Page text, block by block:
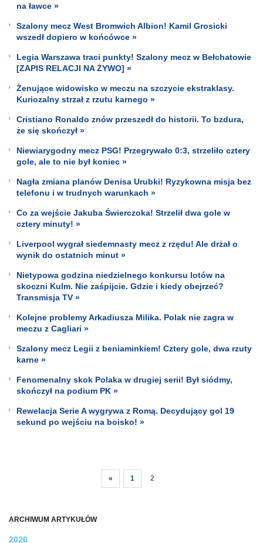
ARCHIWUM ARTYKUŁÓW
2026
na ławce »
Szalony mecz West Bromwich Albion! Kamil Grosicki
wszedł dopiero w końcówce »
Legia Warszawa traci punkty! Szalony mecz w Bełchatowie
[ZAPIS RELACJI NA ŻYWO] »
Żenujące widowisko w meczu na szczycie ekstraklasy.
Kuriozalny strzał z rzutu karnego »
Cristiano Ronaldo znów przeszedł do historii. To bzdura,
że się skończył »
Niewiarygodny mecz PSG! Przegrywało 0:3, strzeliło cztery
gole, ale to nie był koniec »
Nagła zmiana planów Denisa Urubki! Ryzykowna misja bez
telefonu i w trudnych warunkach »
Co za wejście Jakuba Świerczoka! Strzelił dwa gole w
cztery minuty! »
Liverpool wygrał siedemnasty mecz z rzędu! Ale drżał o
wynik do ostatnich minut »
Nietypowa godzina niedzielnego konkursu lotów na
skoczni Kulm. Nie zaśpijcie. Gdzie i kiedy obejrzeć?
Transmisja TV »
Kolejne problemy Arkadiusza Milika. Polak nie zagra w
meczu z Cagliari »
Szalony mecz Legii z beniaminkiem! Cztery gole, dwa rzuty
karne »
Fenomenalny skok Polaka w drugiej serii! Był siódmy,
skończył na podium PK »
Rewelacja Serie A wygrywa z Romą. Decydujący gol 19
sekund po wejściu na boisko! »
« 1 2